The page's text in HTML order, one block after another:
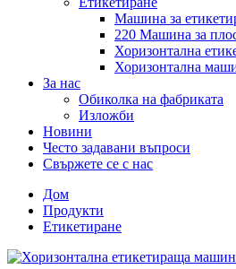
Машина за
220 Машина за
Хоризонтална
Хоризонтална
За нас
Обиколка на фабриката
Изложби
Новини
Често задавани въпроси
Свържете се с нас
Дом
Продукти
Етикетиране